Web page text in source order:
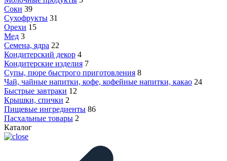
Соки 39
Сухофрукты 31
Орехи 15
Мед 3
Семена, ядра 22
Кондитерский декор 4
Кондитерские изделия 7
Супы, пюре быстрого приготовления 8
Чай, чайные напитки, кофе, кофейные напитки, какао 24
Быстрые завтраки 12
Крышки, спички 2
Пищевые ингредиенты 86
Пасхальные товары 2
Каталог